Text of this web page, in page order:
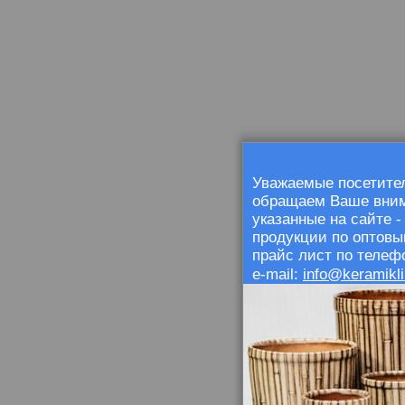
Уважаемые
обращаем Ваше
указанные на сайте
продукции по
прайс лист по
e-mail: